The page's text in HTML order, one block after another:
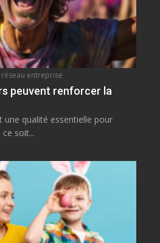
réseau entreprise
peuvent renforcer la
une qualité essentielle pour
soit...